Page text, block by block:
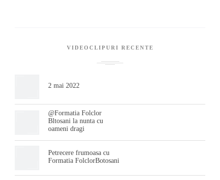
VIDEOCLIPURI RECENTE
2 mai 2022
@Formatia Folclor
Bltosani la nunta cu
oameni dragi
Petrecere frumoasa cu
Formatia FolclorBotosani